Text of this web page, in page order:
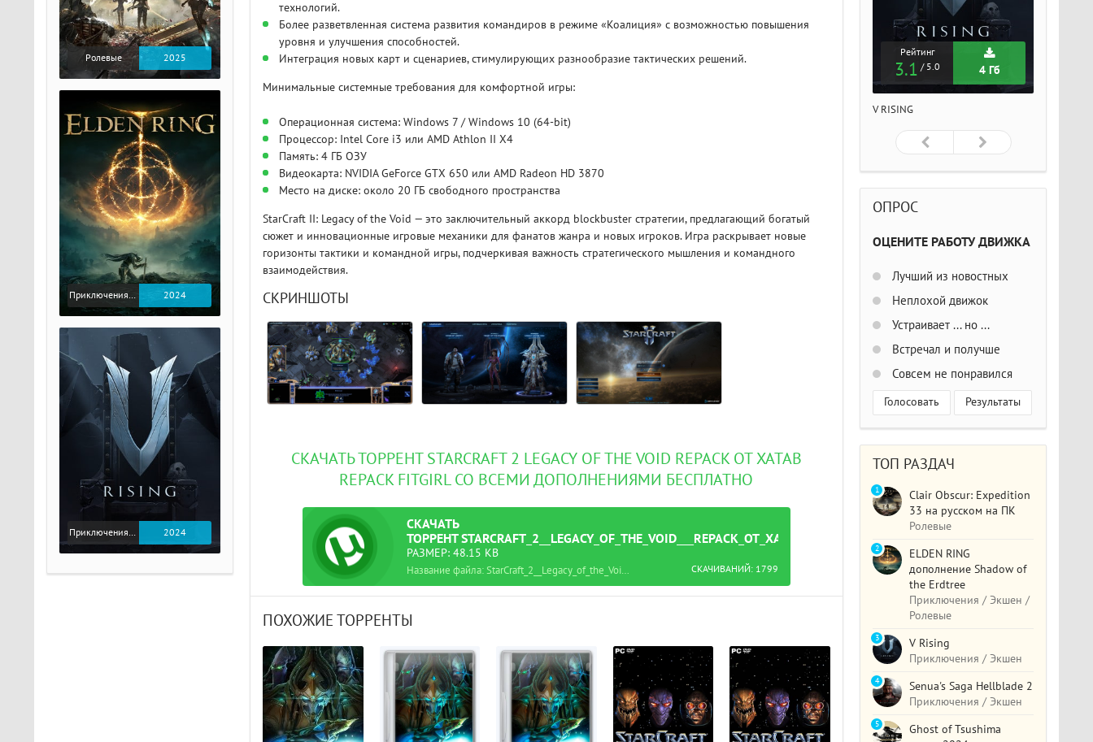
технологий.
Более разветвленная система развития командиров в режиме «Коалиция» с возможностью повышения
уровня и улучшения способностей.
Интеграция новых карт и сценариев, стимулирующих разнообразие тактических решений.
Минимальные системные требования для комфортной игры:
Операционная система: Windows 7 / Windows 10 (64-bit)
Процессор: Intel Core i3 или AMD Athlon II X4
Память: 4 ГБ ОЗУ
Видеокарта: NVIDIA GeForce GTX 650 или AMD Radeon HD 3870
Место на диске: около 20 ГБ свободного пространства
StarCraft II: Legacy of the Void — это заключительный аккорд blockbuster стратегии, предлагающий богатый
сюжет и инновационные игровые механики для фанатов жанра и новых игроков. Игра раскрывает новые
горизонты тактики и командной игры, подчеркивая важность стратегического мышления и командного
взаимодействия.
СКРИНШОТЫ
СКАЧАТЬ ТОРРЕНТ STARCRAFT 2 LEGACY OF THE VOID REPACK ОТ XATAB
REPACK FITGIRL СО ВСЕМИ ДОПОЛНЕНИЯМИ БЕСПЛАТНО
СКАЧАТЬ
ТОРРЕНТSTARCRAFT_2__LEGACY_OF_THE_VOID___REPACK_ОТ_XATAB.TORRENT
РАЗМЕР: 48.15 KB
СКАЧИВАНИЙ: 1799
Название файла: StarCraft_2__Legacy_of_the_Void___RePack_от_xatab.torrent
ПОХОЖИЕ ТОРРЕНТЫ
Ролевые 2025
Приключения / Экшен / Ролевые 2024
Приключения / Экшен 2024
Рейтинг
/ 5.0
Рейтинг Рейтинг
3.1 / 5.0 4 Гб
V RISING
ОПРОС
ОЦЕНИТЕ РАБОТУ ДВИЖКА
Лучший из новостных
Неплохой движок
Устраивает ... но ...
Встречал и получше
Совсем не понравился
Голосовать Результаты
ТОП РАЗДАЧ
Clair Obscur: Expedition
33 на русском на ПК
Ролевые
1
ELDEN RING
дополнение Shadow of
the Erdtree
Приключения / Экшен /
Ролевые
2
V Rising
Приключения / Экшен
3
Senua's Saga Hellblade 2
Приключения / Экшен
4
Ghost of Tsushima
5